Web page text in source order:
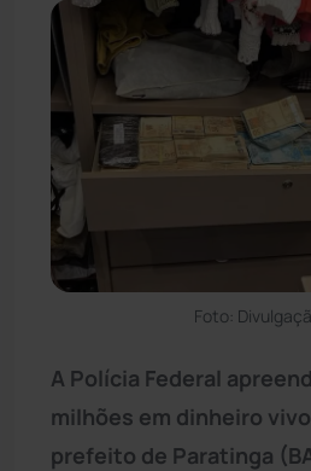
Foto:
A Polícia Federal
milhões em dinheiro
prefeito de Paratinga